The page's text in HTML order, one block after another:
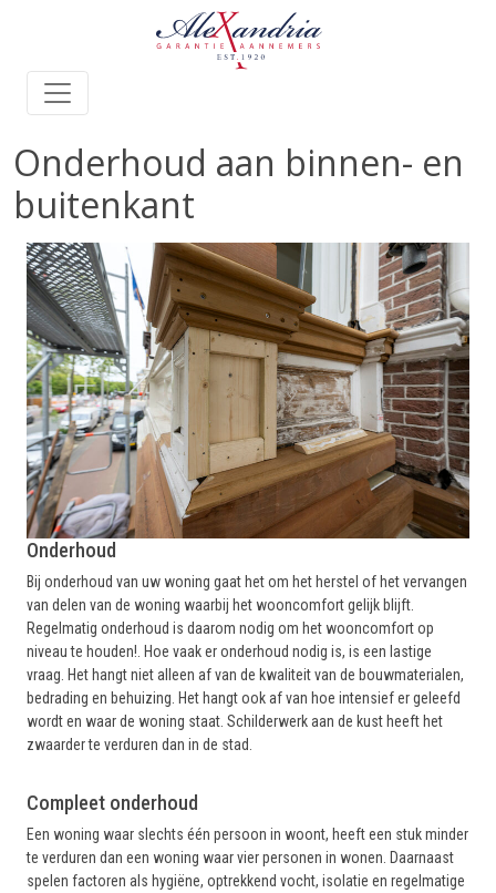
Onderhoud aan binnen- en
buitenkant
Onderhoud
Bij onderhoud van uw woning gaat het om het herstel of het vervangen
van delen van de woning waarbij het wooncomfort gelijk blijft.
Regelmatig onderhoud is daarom nodig om het wooncomfort op
niveau te houden!. Hoe vaak er onderhoud nodig is, is een lastige
vraag. Het hangt niet alleen af van de kwaliteit van de bouwmaterialen,
bedrading en behuizing. Het hangt ook af van hoe intensief er geleefd
wordt en waar de woning staat. Schilderwerk aan de kust heeft het
zwaarder te verduren dan in de stad.
Compleet onderhoud
Een woning waar slechts één persoon in woont, heeft een stuk minder
te verduren dan een woning waar vier personen in wonen. Daarnaast
spelen factoren als hygiëne, optrekkend vocht, isolatie en regelmatige